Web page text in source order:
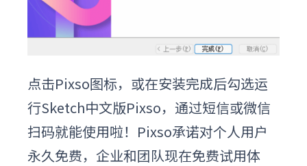
点击Pixso图标，或在安装完成后勾选运
行Sketch中文版Pixso，通过短信或微信
扫码就能使用啦！Pixso承诺对个人用户
永久免费，企业和团队现在免费试用体